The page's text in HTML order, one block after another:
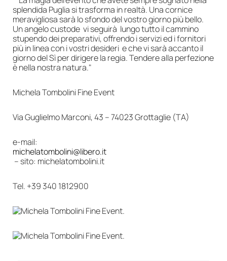
splendida Puglia si trasforma in realtà. Una cornice
meravigliosa sarà lo sfondo del vostro giorno più bello.
Un angelo custode vi seguirà lungo tutto il cammino
stupendo dei preparativi, offrendo i servizi ed i fornitori
più in linea con i vostri desideri e che vi sarà accanto il
giorno del Sì per dirigere la regia. Tendere alla perfezione
è nella nostra natura."
Michela Tombolini Fine Event
Via Guglielmo Marconi, 43 – 74023 Grottaglie (TA)
e-mail:
michelatombolini@libero.it
– sito: michelatombolini.it
Tel. +39 340 1812900